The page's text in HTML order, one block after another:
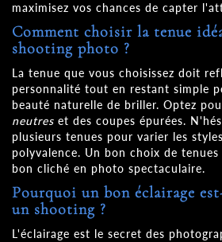
maximisez vos chances de capter
Comment choisir la tenue
shooting photo ?
La tenue que vous choisissez doit
personnalité tout en restant simple
beauté naturelle de briller. Optez
neutres et des coupes épurées.
plusieurs tenues pour varier les
polyvalence. Un bon choix de
bon cliché en photo spectaculaire.
Pourquoi un bon éclairage
un shooting ?
L'éclairage est le secret des